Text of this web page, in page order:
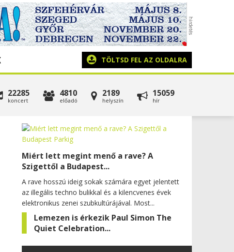
TÖLTSD FEL AZ OLDALRA
22285
koncert
4810
előadó
2189
helyszín
15059
hír
Miért lett megint menő a rave? A
Szigettől a Budapest...
A rave hosszú ideig sokak számára egyet jelentett
az illegális techno bulikkal és a kilencvenes évek
elektronikus zenei szubkultúrájával. Most...
Lemezen is érkezik Paul Simon The
Quiet Celebration...